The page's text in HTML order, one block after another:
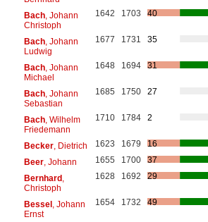
Bach, Johann
Christoph
1642 1703 40
Bach, Johann
Ludwig
1677 1731 35
Bach, Johann
Michael
1648 1694 31
Bach, Johann
Sebastian
1685 1750 27
Bach, Wilhelm
Friedemann
1710 1784 2
Becker, Dietrich 1623 1679
16
Beer, Johann 1655 1700
37
Bernhard,
Christoph
1628 1692 29
Bessel, Johann
Ernst
1654 1732 49